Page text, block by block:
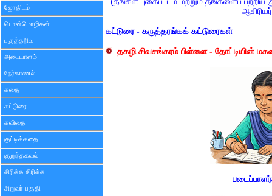
ஜோதிடம்
பொன்மொழிகள்
பகுத்தறிவு
அடையாளம்
நேர்காணல்
கதை
கட்டுரை
கவிதை
குட்டிக்கதை
குறுந்தகவல்
சிரிக்க சிரிக்க
சிறுவர் பகுதி
கட்டுரை - கருத்தரங்கக் கட்டுரைகள்
தகழி சிவசங்கரம் பிள்ளை - தோட்டியின்